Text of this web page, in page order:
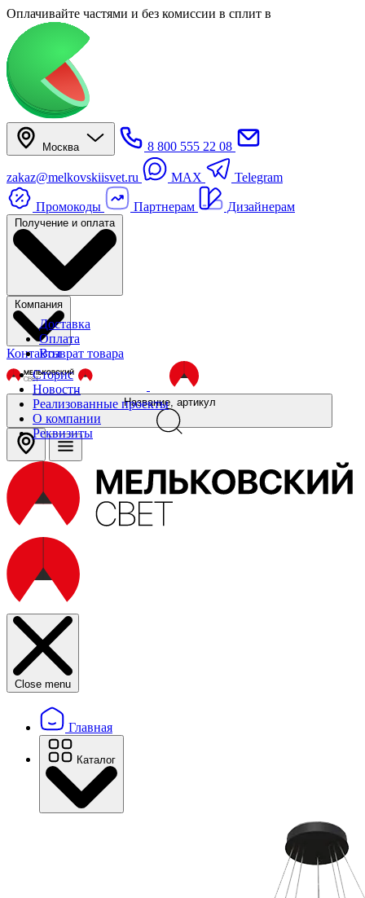
Оплачивайте частями и без комиссии в сплит в
Москва 8 800 555 22 08
zakaz@melkovskiisvet.ru MAX Telegram
Промокоды Партнерам Дизайнерам
Получение и оплата
Доставка
Оплата
Возврат товара
Компания
Сторис
Новости
Реализованные проекты
О компании
Реквизиты
Контакты
Название, артикул
Close menu
Главная
Каталог